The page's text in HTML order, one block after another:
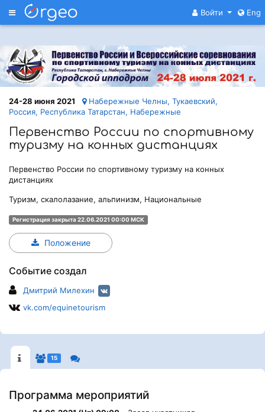
Меню Войти Eng
24-28 июня 2021
Набережные Челны, Тукаевский,
Россия, Республика Татарстан, Набережные
Первенство России по спортивному
туризму на конных дистанциях
Первенство России по спортивному туризму на конных
дистанциях
Туризм, скалолазание, альпинизм, Национальные
Регистрация закрыта 22.06.2021 00:00 МСК
Положение
Событие создал
Дмитрий Милехин
vk.com/equinetourism
15
Программа мероприятий